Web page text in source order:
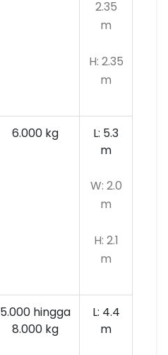
2.35
m
H: 2.35
m
6.000 kg
L: 5.3
m
W: 2.0
m
H: 2.1
m
5.000 hingga
8.000 kg
L: 4.4
m